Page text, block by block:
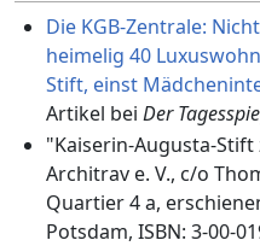
Die KGB-Zentrale:
heimelig 40
Stift, einst
Artikel bei Der
"Kaiserin-Augusta-
Architrav e. V., c/o
Quartier 4 a,
Potsdam, ISBN: 3-00-